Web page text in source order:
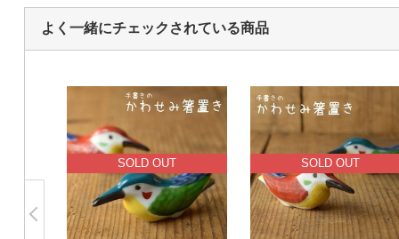
よく一緒にチェックされている商品
SOLD OUT SOLD OUT